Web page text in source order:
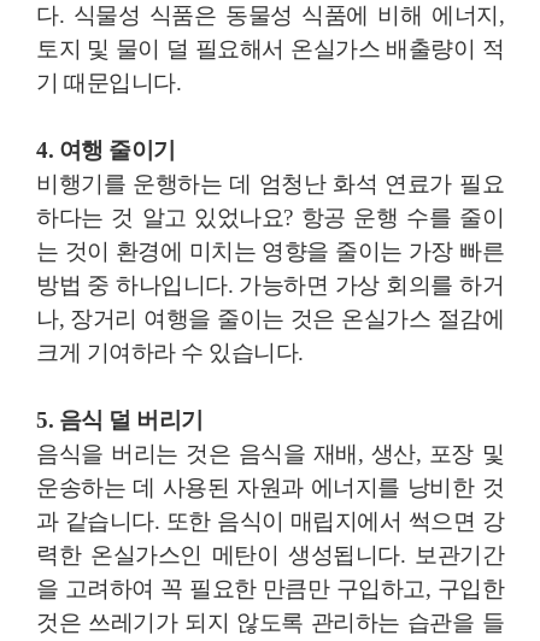
다. 식물성 식품은 동물성 식품에 비해 에너지,
토지 및 물이 덜 필요해서 온실가스 배출량이 적
기 때문입니다.
4. 여행 줄이기
비행기를 운행하는 데 엄청난 화석 연료가 필요
하다는 것 알고 있었나요? 항공 운행 수를 줄이
는 것이 환경에 미치는 영향을 줄이는 가장 빠른
방법 중 하나입니다. 가능하면 가상 회의를 하거
나, 장거리 여행을 줄이는 것은 온실가스 절감에
크게 기여하라 수 있습니다.
5. 음식 덜 버리기
음식을 버리는 것은 음식을 재배, 생산, 포장 및
운송하는 데 사용된 자원과 에너지를 낭비한 것
과 같습니다. 또한 음식이 매립지에서 썩으면 강
력한 온실가스인 메탄이 생성됩니다. 보관기간
을 고려하여 꼭 필요한 만큼만 구입하고, 구입한
것은 쓰레기가 되지 않도록 관리하는 습관을 들